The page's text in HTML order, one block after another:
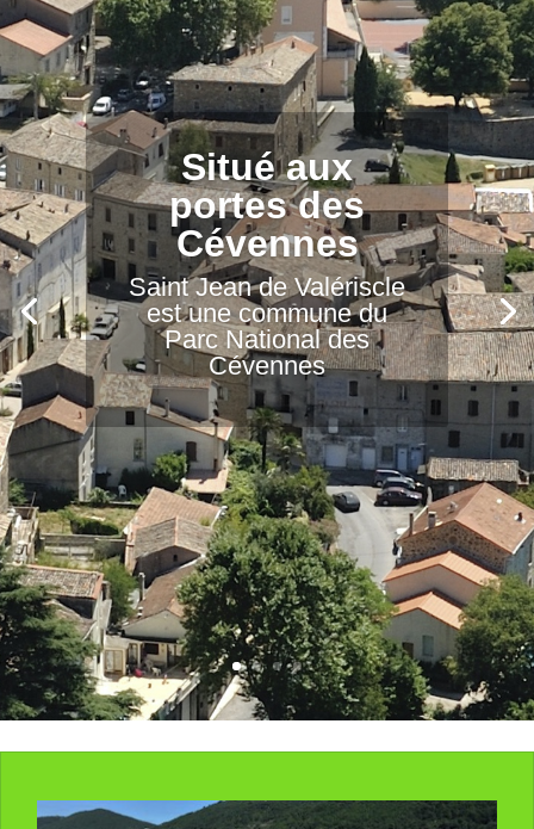
Village
remarquable
Avec son quartier
médiéval dont les
maisons moyenâgeuses
forment rempart